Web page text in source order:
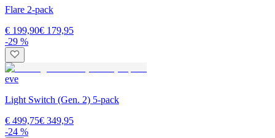
Flare 2-pack
€ 199,90€ 179,95
-29 %
eve
Light Switch (Gen. 2) 5-pack
€ 499,75€ 349,95
-24 %